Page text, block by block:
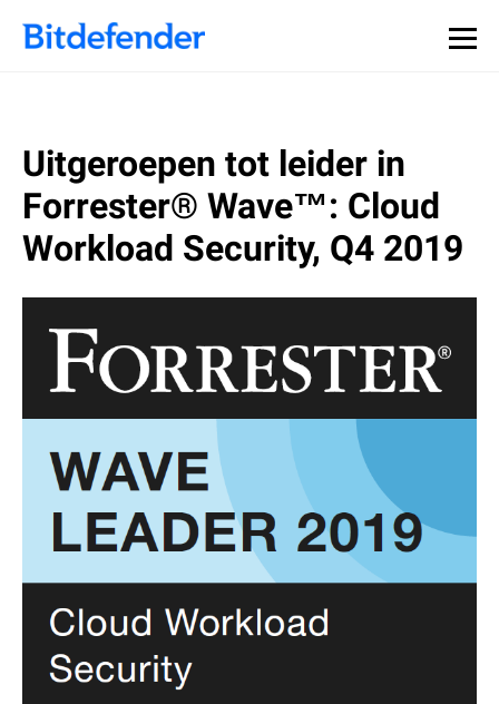
Uitgeroepen tot leider in
Forrester® Wave™: Cloud
Workload Security, Q4 2019